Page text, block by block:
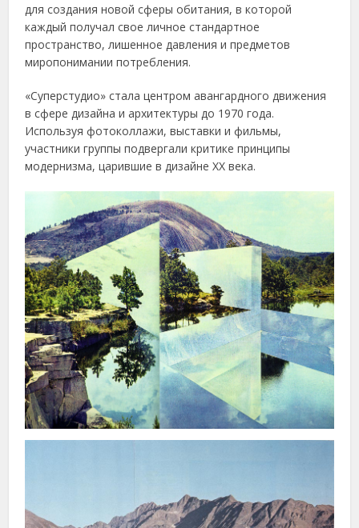
для создания новой сферы обитания, в которой
каждый получал свое личное стандартное
пространство, лишенное давления и предметов
миропонимании потребления.
«Суперстудио» стала центром авангардного движения
в сфере дизайна и архитектуры до 1970 года.
Используя фотоколлажи, выставки и фильмы,
участники группы подвергали критике принципы
модернизма, царившие в дизайне ХХ века.